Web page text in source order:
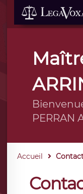
PERRAN
Accueil